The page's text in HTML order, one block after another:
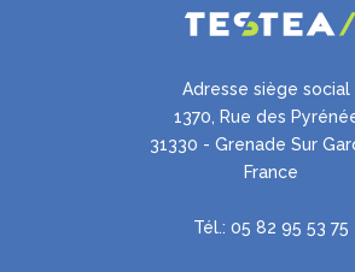
Adresse siège social
1370, Rue des
31330 - Grenade Sur
France
Tél.: 05 82 95 53 75